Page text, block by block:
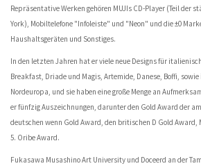
Repräsentative Werken gehören MUJIs CD-Player (Teil der
York), Mobiltelefone "Infoleiste" und "Neon" und die ±0
Haushaltsgeräten und Sonstiges.
In den letzten Jahren hat er viele neue Designs für
Breakfast, Driade und Magis, Artemide, Danese, Boffi,
Nordeuropa, und sie haben eine große Menge an
er fünfzig Auszeichnungen, darunter den Gold Award der
deutschen wenn Gold Award, den britischen D Gold Award,
5. Oribe Award.
Fukasawa Musashino Art University und Doceerd an der